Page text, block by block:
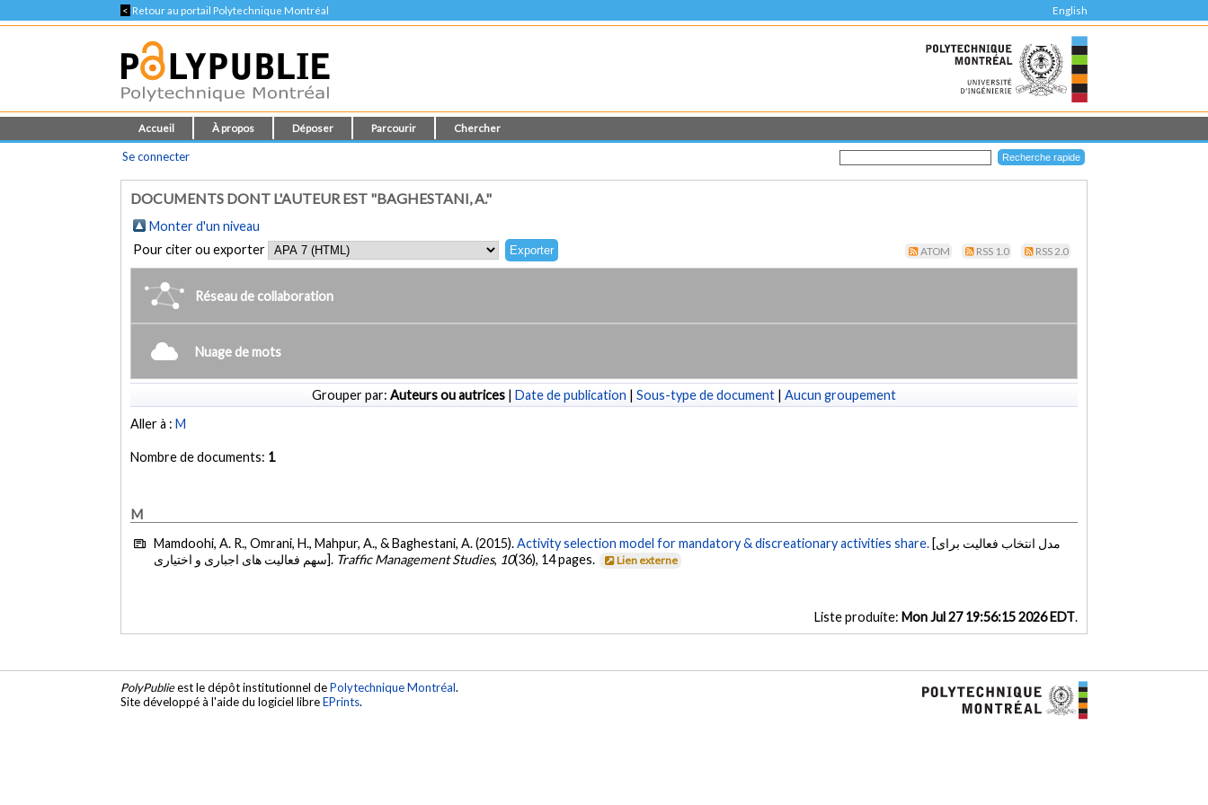
< Retour au portail Polytechnique Montréal English
Accueil À propos Déposer Parcourir Chercher
Se connecter
DOCUMENTS DONT L'AUTEUR EST "BAGHESTANI, A."
Monter d'un niveau
Pour citer ou exporter
ATOM RSS 1.0 RSS 2.0
Réseau de collaboration
Nuage de mots
Grouper par: Auteurs ou autrices | Date de publication | Sous-type de document | Aucun groupement
Aller à :M
Nombre de documents: 1
M
Mamdoohi, A. R., Omrani, H., Mahpur, A., & Baghestani, A. (2015).Activity selection model for mandatory & discreationary activities share. [مدل انتخاب فعالیت برای
سهم فعالیت های اجباری و اختیاری]. Traffic Management Studies, 10(36), 14 pages. Lien externe
Liste produite: Mon Jul 27 19:56:15 2026 EDT.
PolyPublieest le dépôt institutionnel dePolytechnique Montréal.
Site développé à l'aide du logiciel libreEPrints.